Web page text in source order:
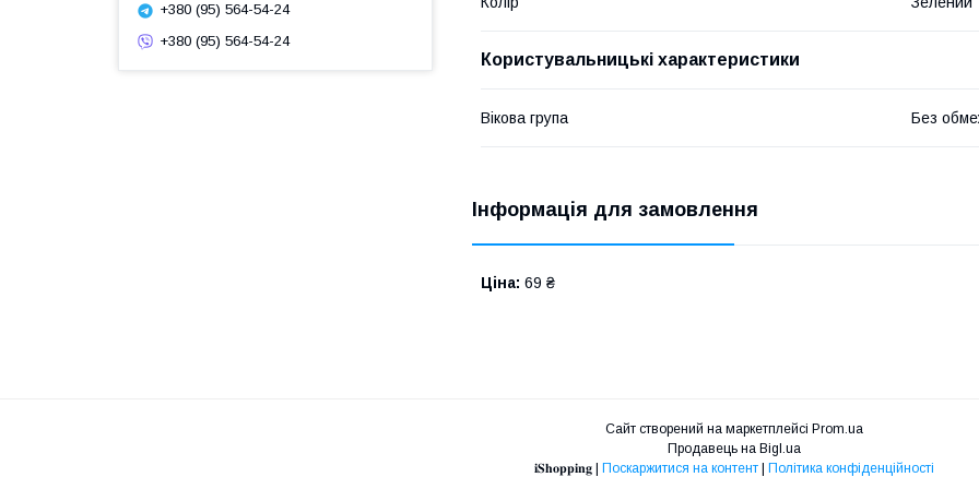
Користувальницькі характеристики
Вікова група Без
Інформація для замовлення
Ціна: 69 ₴
+380 (95) 564-54-24
+380 (95) 564-54-24
Сайт створений на маркетплейсі Prom.ua
Продавець на Bigl.ua
𝐢𝐒𝐡𝐨𝐩𝐩𝐢𝐧𝐠 | Поскаржитися на контент | Політика конфіденційності